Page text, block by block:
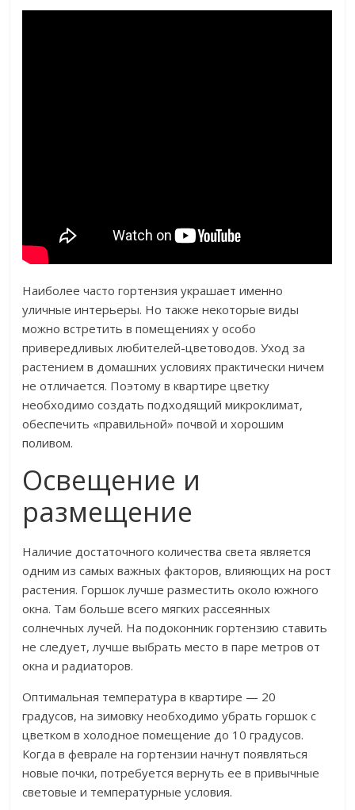
Наиболее часто гортензия украшает именно
уличные интерьеры. Но также некоторые виды
можно встретить в помещениях у особо
привередливых любителей-цветоводов. Уход за
растением в домашних условиях практически ничем
не отличается. Поэтому в квартире цветку
необходимо создать подходящий микроклимат,
обеспечить «правильной» почвой и хорошим
поливом.
Освещение и
размещение
Наличие достаточного количества света является
одним из самых важных факторов, влияющих на рост
растения. Горшок лучше разместить около южного
окна. Там больше всего мягких рассеянных
солнечных лучей. На подоконник гортензию ставить
не следует, лучше выбрать место в паре метров от
окна и радиаторов.
Оптимальная температура в квартире — 20
градусов, на зимовку необходимо убрать горшок с
цветком в холодное помещение до 10 градусов.
Когда в феврале на гортензии начнут появляться
новые почки, потребуется вернуть ее в привычные
световые и температурные условия.